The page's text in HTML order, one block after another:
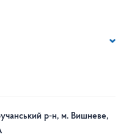
р-н, м. Вишневе,